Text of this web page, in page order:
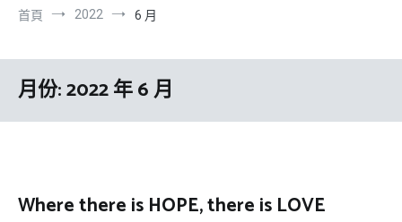
首頁 2022 6 月
月份:2022 年 6 月
Where there is HOPE, there is LOVE